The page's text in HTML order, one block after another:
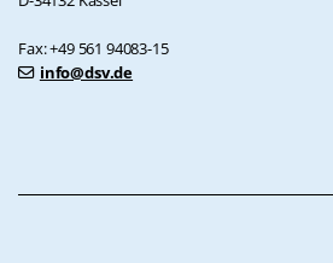
Fax: +49 561 94083-15
info@dsv.de